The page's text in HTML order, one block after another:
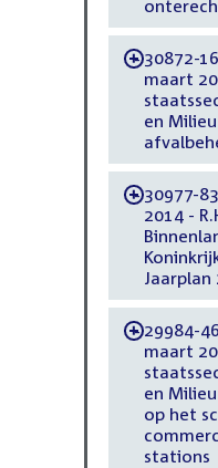
-30872-
maart
en
-30977-
2014 -
Jaarplan
-29984-
maart
en
op het
stations